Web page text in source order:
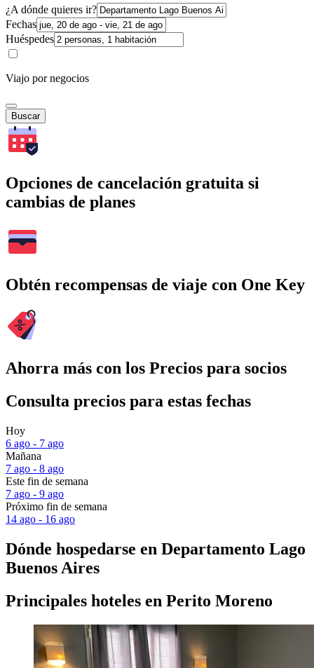
¿A dónde quieres ir?
Fechas
Huéspedes
Viajo por negocios
Buscar
Opciones de cancelación gratuita si
cambias de planes
Obtén recompensas de viaje con One Key
Ahorra más con los Precios para socios
Consulta precios para estas fechas
Hoy
6 ago - 7 ago
Mañana
7 ago - 8 ago
Este fin de semana
7 ago - 9 ago
Próximo fin de semana
14 ago - 16 ago
Dónde hospedarse en Departamento Lago
Buenos Aires
Principales hoteles en Perito Moreno